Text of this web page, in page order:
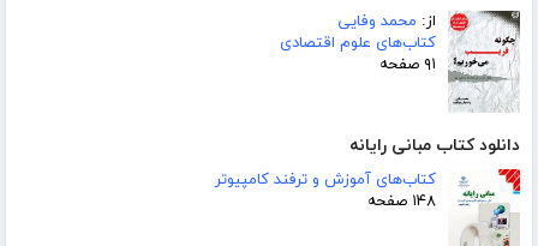
از: محمد وفایی
کتاب‌های علوم اقتصادی
۹۱ صفحه
دانلود کتاب مبانی رایانه
کتاب‌های آموزش و ترفند کامپیوتر
۱۴۸ صفحه